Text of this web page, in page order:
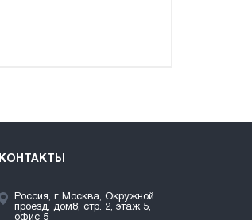
КОНТАКТЫ
Россия, г. Москва, Окружной
проезд, дом8, стр. 2, этаж 5,
офис 5